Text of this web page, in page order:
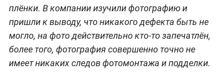
плёнки. В компании изучили фотографию и
пришли к выводу, что никакого дефекта быть не
могло, на фото действительно кто-то запечатлён,
более того, фотография совершенно точно не
имеет никаких следов фотомонтажа и подделки.